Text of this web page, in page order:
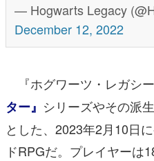
— Hogwarts Legacy
December 12, 2022
『ホグワーツ・レガシ
ター』 シリーズやその派
とした、2023年2月10日
ドRPGだ。プレイヤーは